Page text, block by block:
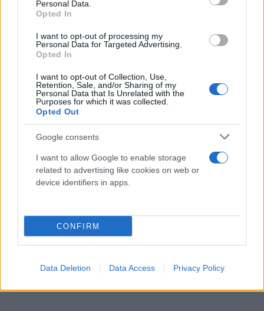
Personal Data.
Opted In
I want to opt-out of processing my
Personal Data for Targeted Advertising.
Opted In
I want to opt-out of Collection, Use,
Retention, Sale, and/or Sharing of my
Personal Data that Is Unrelated with the
Purposes for which it was collected.
Opted Out
Google consents
I want to allow Google to enable storage
related to advertising like cookies on web or
device identifiers in apps.
CONFIRM
Data Deletion Data Access Privacy Policy
Το τέλος στελεχών του ΣΚΑΪ: Το χρονικό ενός
προαναγγελθέντος «θανάτου» με σφραγίδα Γιάννη
Αλαφούζου
07.08.2026